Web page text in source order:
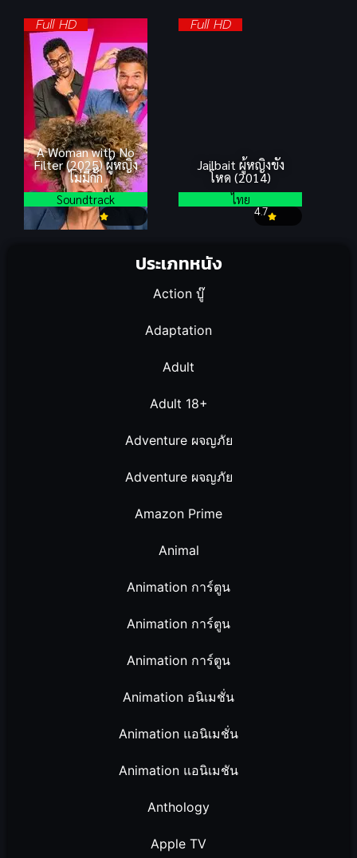
ประเภทหนัง
Action บู๊
Adaptation
Adult
Adult 18+
Adventure ผจญภัย
Adventure ผจญภัย
Amazon Prime
Animal
Animation การ์ตูน
Animation การ์ตูน
Animation การ์ตูน
Animation อนิเมชั่น
Animation แอนิเมชั่น
Animation แอนิเมชัน
Anthology
Apple TV
Full HD
A Woman with No
Filter (2025) ผู้หญิง
ไม่มีกั๊ก
Soundtrack
Full HD
Jailbait ผู้หญิงขัง
โหด (2014)
4.7
ไทย